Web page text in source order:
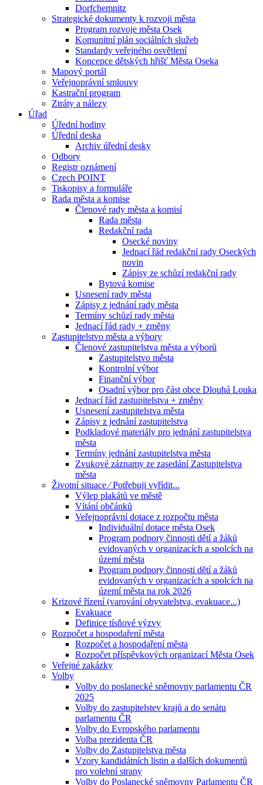
Dorfchemnitz
Strategické dokumenty k rozvoji města
Program rozvoje města Osek
Komunitní plán sociálních služeb
Standardy veřejného osvětlení
Koncepce dětských hřišť Města Oseka
Mapový portál
Veřejnoprávní smlouvy
Kastrační program
Ztráty a nálezy
Úřad
Úřední hodiny
Úřední deska
Archiv úřední desky
Odbory
Registr oznámení
Czech POINT
Tiskopisy a formuláře
Rada města a komise
Členové rady města a komisí
Rada města
Redakční rada
Osecké noviny
Jednací řád redakční rady Oseckých
novin
Zápisy ze schůzí redakční rady
Bytová komise
Usnesení rady města
Zápisy z jednání rady města
Termíny schůzí rady města
Jednací řád rady + změny
Zastupitelstvo města a výbory
Členové zastupitelstva města a výborů
Zastupitelstvo města
Kontrolní výbor
Finanční výbor
Osadní výbor pro část obce Dlouhá Louka
Jednací řád zastupitelstva + změny
Usnesení zastupitelstva města
Zápisy z jednání zastupitelstva
Podkladové materiály pro jednání zastupitelstva
města
Termíny jednání zastupitelstva města
Zvukové záznamy ze zasedání Zastupitelstva
města
Životní situace ⁄ Potřebuji vyřídit...
Výlep plakátů ve městě
Vítání občánků
Veřejnoprávní dotace z rozpočtu města
Individuální dotace města Osek
Program podpory činnosti dětí a žáků
evidovaných v organizacích a spolcích na
území města
Program podpory činnosti dětí a žáků
evidovaných v organizacích a spolcích na
území města na rok 2026
Krizové řízení (varování obyvatelstva, evakuace...)
Evakuace
Definice tísňové výzvy
Rozpočet a hospodaření města
Rozpočet a hospodaření města
Rozpočet příspěvkových organizací Města Osek
Veřejné zakázky
Volby
Volby do poslanecké sněmovny parlamentu ČR
2025
Volby do zastupitelstev krajů a do senátu
parlamentu ČR
Volby do Evropského parlamentu
Volba prezidenta ČR
Volby do Zastupitelstva města
Vzory kandidátních listin a dalších dokumentů
pro volební strany
Volby do Poslanecké sněmovny Parlamentu ČR